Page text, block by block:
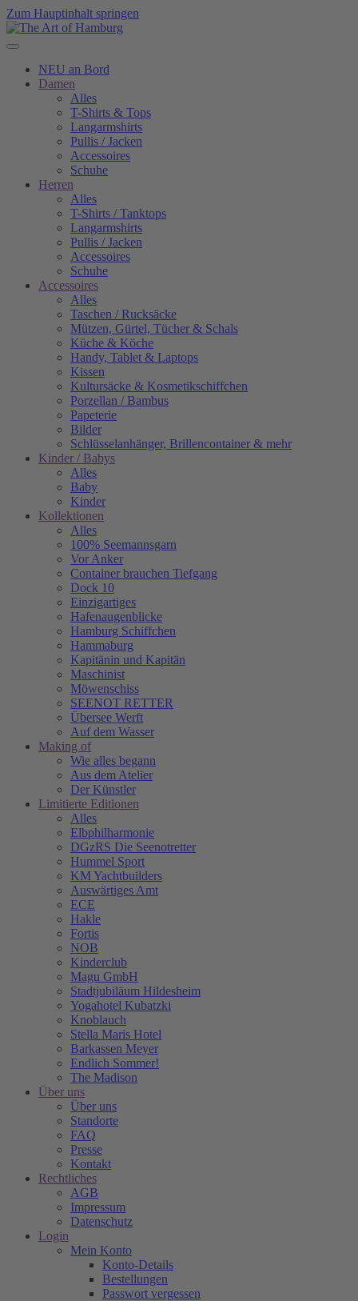
Zum Hauptinhalt springen
NEU an Bord
Damen
Alles
T-Shirts & Tops
Langarmshirts
Pullis / Jacken
Accessoires
Schuhe
Herren
Alles
T-Shirts / Tanktops
Langarmshirts
Pullis / Jacken
Accessoires
Schuhe
Accessoires
Alles
Taschen / Rucksäcke
Mützen, Gürtel, Tücher & Schals
Küche & Köche
Handy, Tablet & Laptops
Kissen
Kultursäcke & Kosmetikschiffchen
Porzellan / Bambus
Papeterie
Bilder
Schlüsselanhänger, Brillencontainer & mehr
Kinder / Babys
Alles
Baby
Kinder
Kollektionen
Alles
100% Seemannsgarn
Vor Anker
Container brauchen Tiefgang
Dock 10
Einzigartiges
Hafenaugen­blicke
Hamburg Schiffchen
Hammaburg
Kapitänin und Kapitän
Maschinist
Möwenschiss
SEENOT RETTER
Übersee Werft
Auf dem Wasser
Making of
Wie alles begann
Aus dem Atelier
Der Künstler
Limitierte Editionen
Alles
Elbphilharmonie
DGzRS Die Seenotretter
Hummel Sport
KM Yachtbuilders
Auswärtiges Amt
ECE
Hakle
Fortis
NOB
Kinderclub
Magu GmbH
Stadtjubiläum Hildesheim
Yogahotel Kubatzki
Knoblauch
Stella Maris Hotel
Barkassen Meyer
Endlich Sommer!
The Madison
Über uns
Über uns
Standorte
FAQ
Presse
Kontakt
Rechtliches
AGB
Impressum
Datenschutz
Login
Mein Konto
Konto-Details
Bestellungen
Passwort vergessen